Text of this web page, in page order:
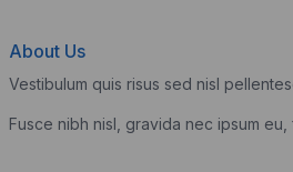
About Us
Vestibulum quis risus sed nisl
Fusce nibh nisl, gravida nec ipsum